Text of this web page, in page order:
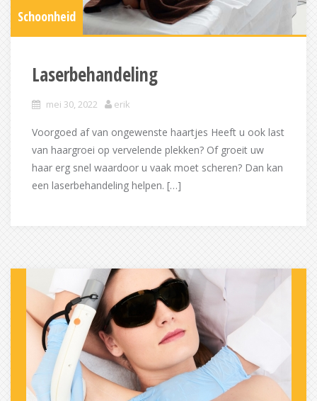
Schoonheid
Laserbehandeling
mei 30, 2022 erik
Voorgoed af van ongewenste haartjes Heeft u ook last
van haargroei op vervelende plekken? Of groeit uw
haar erg snel waardoor u vaak moet scheren? Dan kan
een laserbehandeling helpen. […]